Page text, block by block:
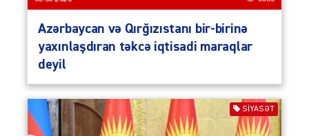
Azərbaycan və Qırğızıstanı bir-birinə
yaxınlaşdıran təkcə iqtisadi maraqlar
deyil
SIYASƏT